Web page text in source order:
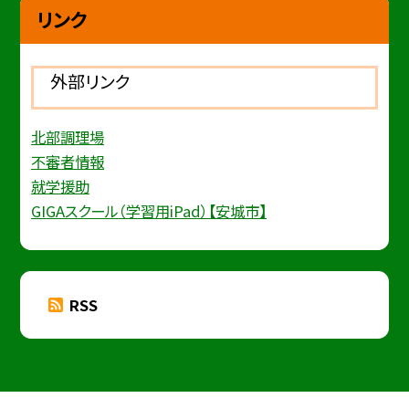
リンク
外部リンク
北部調理場
不審者情報
就学援助
GIGAスクール（学習用iPad）【安城市】
RSS